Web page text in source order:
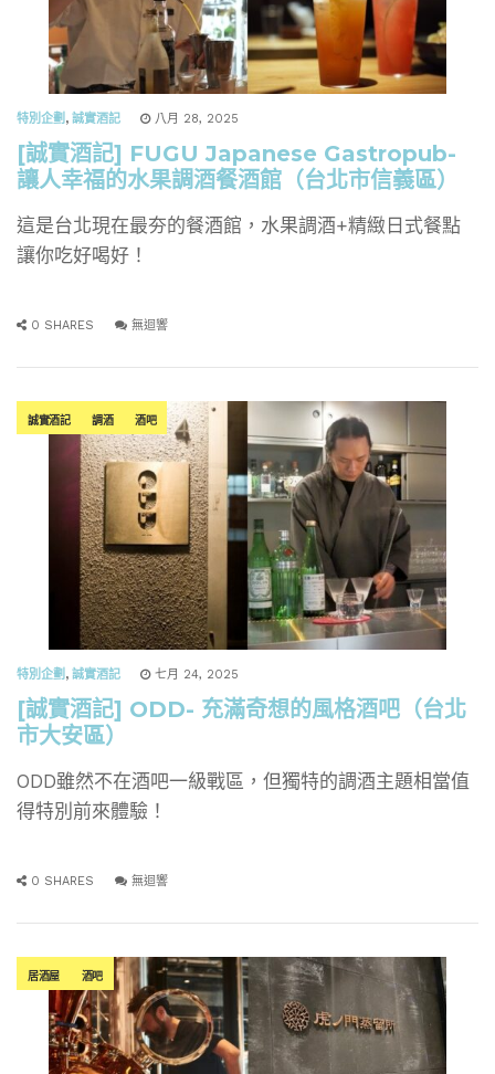
特別企劃 , 誠實酒記 八月 28, 2025
[誠實酒記] FUGU Japanese Gastropub-
讓人幸福的水果調酒餐酒館（台北市信義區）
這是台北現在最夯的餐酒館，水果調酒+精緻日式餐點
讓你吃好喝好！
0 SHARES 無迴響
誠實酒記 調酒 酒吧
特別企劃 , 誠實酒記 七月 24, 2025
[誠實酒記] ODD- 充滿奇想的風格酒吧（台北
市大安區）
ODD雖然不在酒吧一級戰區，但獨特的調酒主題相當值
得特別前來體驗！
0 SHARES 無迴響
居酒屋 酒吧